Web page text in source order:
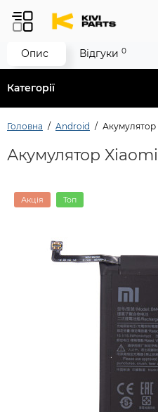
Категорії
Головна Android
Акумулятор
Акція Топ
Опис Відгуки 0